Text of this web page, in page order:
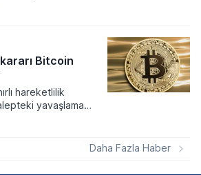
onay veren
belirli şartlar
menkul kıymet
olanak sağlanıyor.
Bitcoin
hareketlilik
yavaşlama
ABD Merkez
Daha Fazla Haber